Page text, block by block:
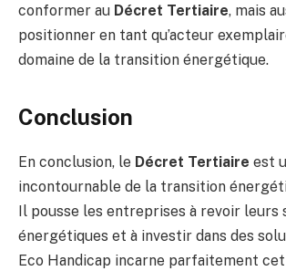
conformer au Décret Tertiaire, mais
positionner en tant qu’acteur
domaine de la transition énergétique.
Conclusion
En conclusion, le Décret Tertiaire est
incontournable de la transition
Il pousse les entreprises à revoir leurs
énergétiques et à investir dans des
Eco Handicap incarne parfaitement